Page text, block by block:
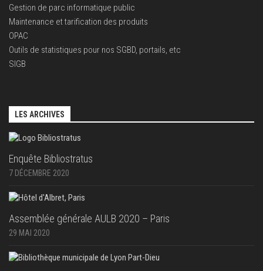
Gestion de parc informatique public
Maintenance et tarification des produits
OPAC
Outils de statistiques pour nos SGBD, portails, etc
SIGB
LES ARCHIVES
Enquête Bibliostratus
7 DÉCEMBRE 2020
Assemblée générale AULB 2020 – Paris
29 MAI 2020